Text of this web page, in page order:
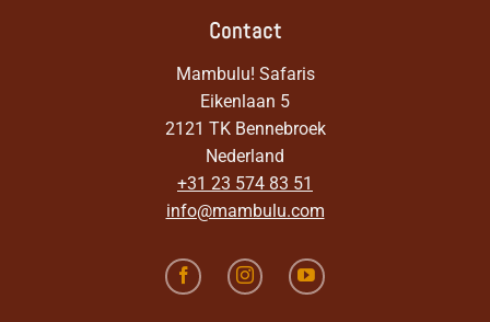
Contact
Mambulu! Safaris
Eikenlaan 5
2121 TK Bennebroek
Nederland
+31 23 574 83 51
info@mambulu.com